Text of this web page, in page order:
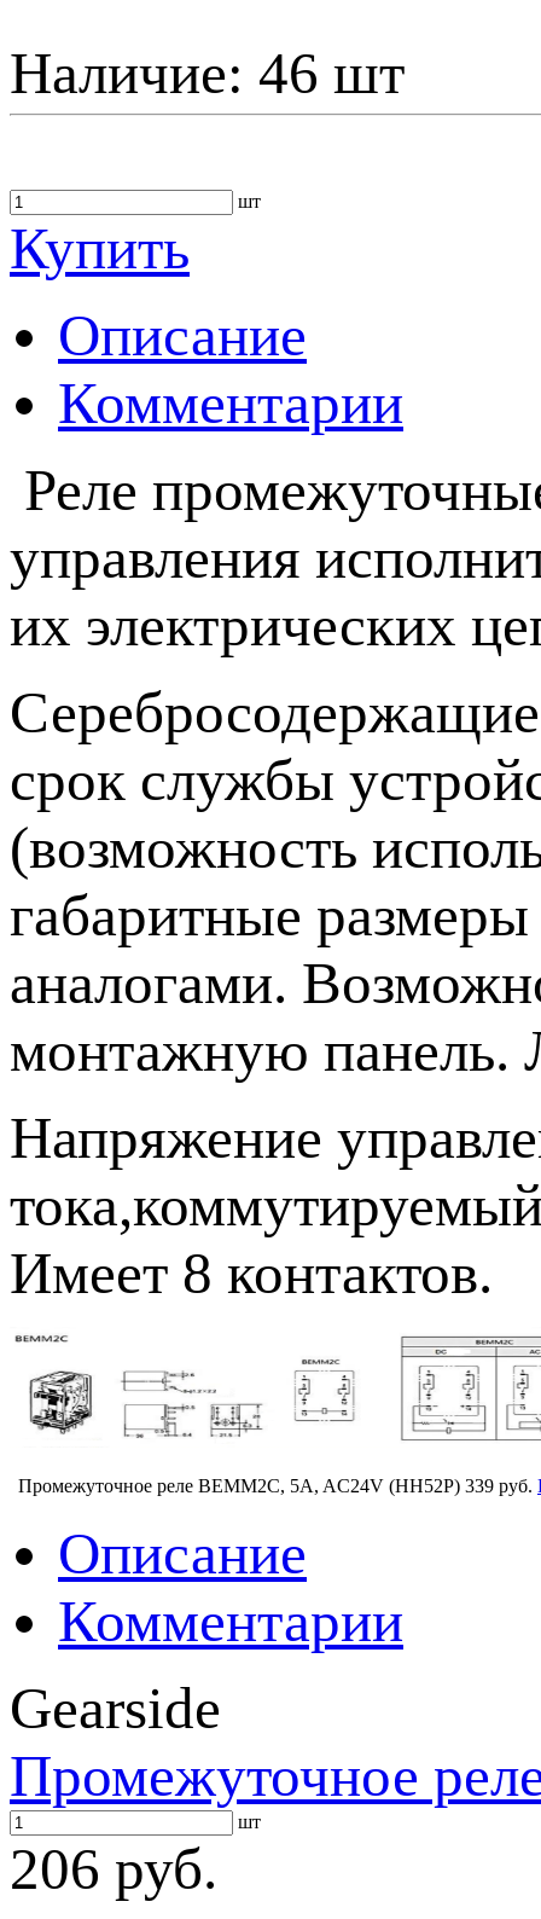
Наличие: 46 шт
шт
Купить
Описание
Комментарии
Реле
управления
их электрических
срок службы
(возможность
габаритные
аналогами.
монтажную панель.
Напряжение
Имеет 8 контактов.
Промежуточное реле BEMM2C, 5A, AC24V (HH52P) 339 руб.
Описание
Комментарии
Gearside
Промежуточное
шт
206 руб.